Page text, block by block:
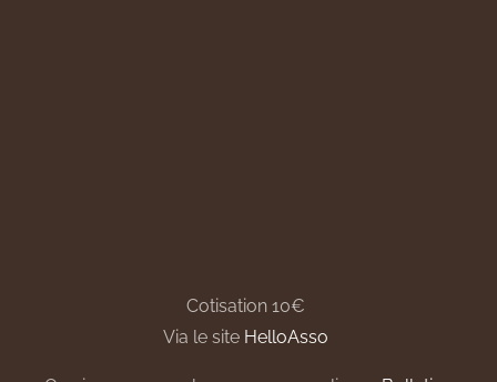
Cotisation 10€
Via le site HelloAsso